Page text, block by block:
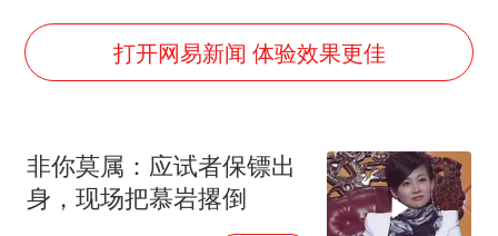
宇树科技 打新
今年已有4位周星驰电影配角去世
把党建设得更加坚强有力
41岁女子为鼓励女儿考上985研究生
打开网易新闻 体验效果更佳
非你莫属：应试者保镖出
身，现场把慕岩撂倒